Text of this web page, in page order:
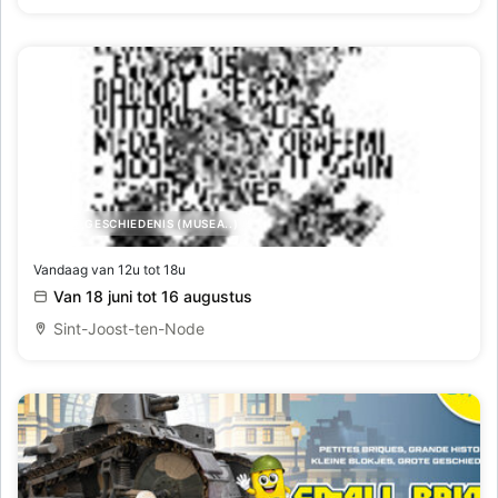
KUNST,GESCHIEDENIS (MUSEA..)
Side by Side
Vandaag van 12u tot 18u
Van 18 juni tot 16 augustus
Sint-Joost-ten-Node